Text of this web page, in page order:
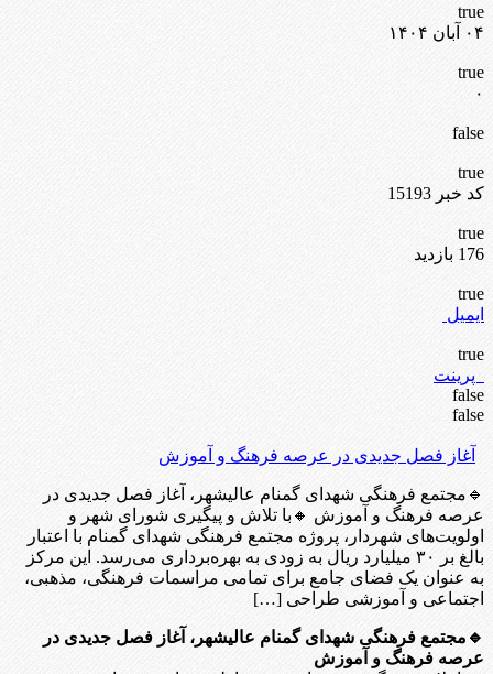
true
۰۴ آبان ۱۴۰۴
true
۰
false
true
کد خبر 15193
true
176 بازدید
true
ایمیل
true
پرینت
false
false
آغاز فصل جدیدی در عرصه فرهنگ و آموزش
🔹مجتمع فرهنگی شهدای گمنام عالیشهر، آغاز فصل جدیدی در
عرصه فرهنگ و آموزش 🔸با تلاش و پیگیری شورای شهر و
اولویت‌های شهردار، پروژه مجتمع فرهنگی شهدای گمنام با اعتبار
بالغ بر ۳۰ میلیارد ریال به زودی به بهره‌برداری می‌رسد. این مرکز
به عنوان یک فضای جامع برای تمامی مراسمات فرهنگی، مذهبی،
اجتماعی و آموزشی طراحی […]
🔹مجتمع فرهنگی شهدای گمنام عالیشهر، آغاز فصل جدیدی در
عرصه فرهنگ و آموزش